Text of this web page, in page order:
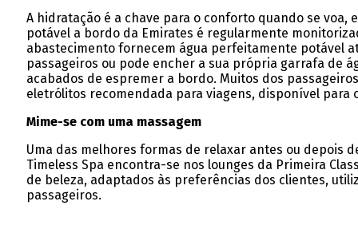
A hidratação é a chave para o conforto quando se
potável a bordo da Emirates é regularmente
abastecimento fornecem água perfeitamente potável
passageiros ou pode encher a sua própria garrafa de
acabados de espremer a bordo. Muitos dos
eletrólitos recomendada para viagens, disponível para
Mime-se com uma massagem
Uma das melhores formas de relaxar antes ou depois
Timeless Spa encontra-se nos lounges da Primeira
de beleza, adaptados às preferências dos clientes,
passageiros.